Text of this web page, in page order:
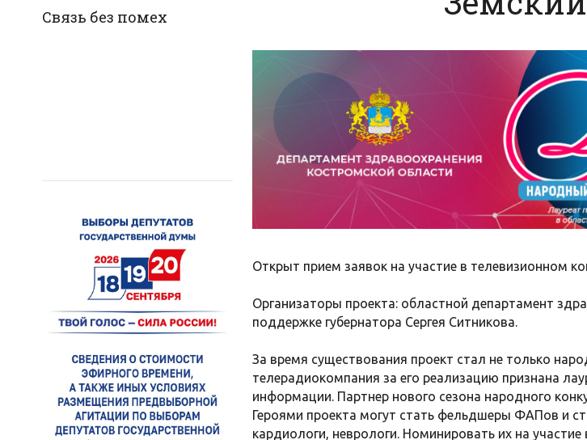
Открыт прием заявок на участие в телевизионном
Организаторы проекта: областной департамент
поддержке губернатора Сергея Ситникова.
За время существования проект стал не только
телерадиокомпания за его реализацию признана
информации. Партнер нового сезона народного
Героями проекта могут стать фельдшеры ФАПов и
кардиологи, неврологи. Номинировать их на
Связь без помех